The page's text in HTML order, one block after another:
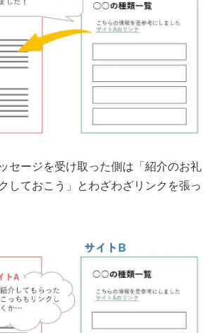
セージを受け取った側は「紹介のお礼
しておこう」とわざわざリンクを張っ